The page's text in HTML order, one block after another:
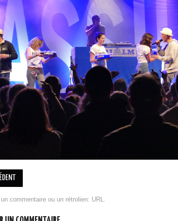
un commentaire ou un rétrolien: URL